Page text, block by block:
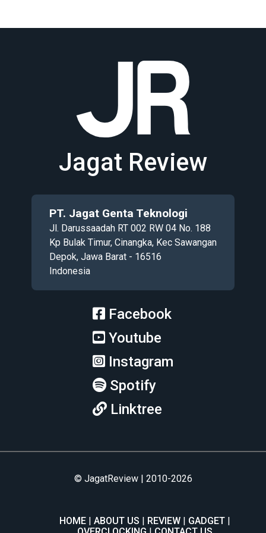
Jagat Review
PT. Jagat Genta Teknologi
Jl. Darussaadah RT 002 RW 04 No. 188
Kp Bulak Timur, Cinangka, Kec Sawangan
Depok, Jawa Barat - 16516
Indonesia
Facebook
Youtube
Instagram
Spotify
Linktree
© JagatReview | 2010-2026
HOME ABOUT US REVIEW
GADGET